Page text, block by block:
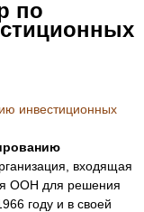
по
инвестиционных
входящая
ООН для решения
году и в своей